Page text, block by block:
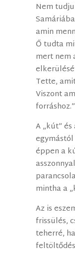
Nem
amin
Ő tudta
mert nem
Tette,
Viszont
forráshoz.”
A „kút”
éppen a
mintha a
Az is
frissülés,
teherré,